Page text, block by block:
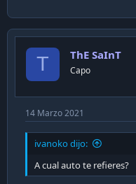
T ThE SaInT
Capo
14 Marzo 2021
ivanoko dijo:
A cual auto te refieres?